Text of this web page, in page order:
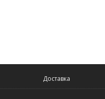
Доставка